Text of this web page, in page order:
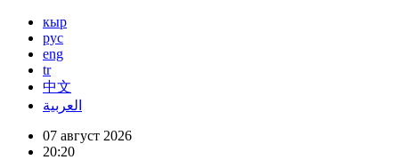
кыр
рус
eng
tr
中文
العربية
07 август 2026
20:20